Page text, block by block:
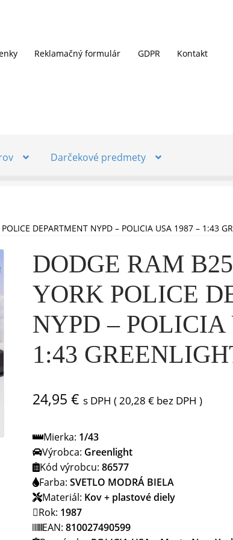
Reklamačný formulár GDPR Kontakt
Darčekové predmety
DEPARTMENT NYPD – POLICIA USA 1987 – 1:43
DODGE RAM
YORK POLICE
NYPD – POLICIA
1:43
24,95 € s DPH (20,28 €bez DPH )
Mierka: 1/43
Výrobca: Greenlight
Kód výrobcu: 86577
Farba: SVETLO MODRÁ BIELA
Materiál: Kov + plastové diely
Rok: 1987
EAN: 810027490599